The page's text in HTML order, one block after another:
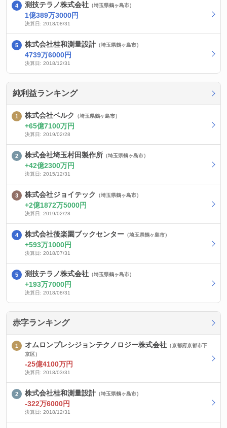
測技テラノ株式会社 （埼玉県鶴ヶ島市）
1億389万3000円
決算日: 2018/08/31
株式会社桂和測量設計 （埼玉県鶴ヶ島市）
4739万6000円
決算日: 2018/12/31
純利益ランキング
株式会社ベルク （埼玉県鶴ヶ島市）
65億7100万円
決算日: 2019/02/28
株式会社埼玉村田製作所 （埼玉県鶴ヶ島市）
42億2300万円
決算日: 2015/12/31
株式会社ジョイテック （埼玉県鶴ヶ島市）
2億1872万5000円
決算日: 2019/02/28
株式会社後楽園ブックセンター （埼玉県鶴ヶ島市）
593万1000円
決算日: 2018/07/31
測技テラノ株式会社 （埼玉県鶴ヶ島市）
193万7000円
決算日: 2018/08/31
赤字ランキング
オムロンプレシジョンテクノロジー株式会社 （京都府京都市下
京区）
-25億4100万円
決算日: 2018/03/31
株式会社桂和測量設計 （埼玉県鶴ヶ島市）
-322万6000円
決算日: 2018/12/31